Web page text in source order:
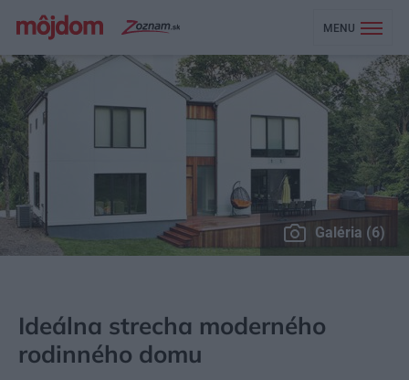
MENU
Galéria (6)
Ideálna strecha moderného
rodinného domu